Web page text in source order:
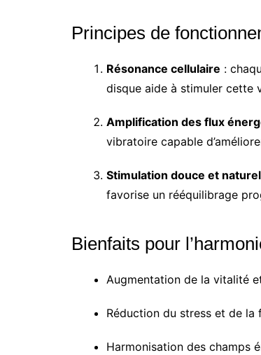
Principes de
Résonance cellulaire :
disque aide à stimuler cette
Amplification des flux
vibratoire capable
Stimulation douce et
favorise un rééquilibrage
Bienfaits pour
Augmentation de la vitalité
Réduction du stress et de la
Harmonisation des champs